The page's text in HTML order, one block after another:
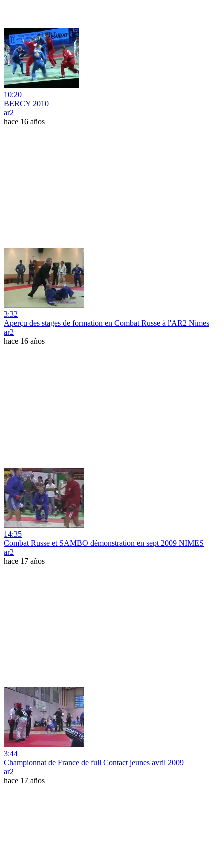
10:20
BERCY 2010
ar2
hace 16 años
3:32
Aperçu des stages de formation en Combat Russe à l'AR2 Nimes
ar2
hace 16 años
14:35
Combat Russe et SAMBO démonstration en sept 2009 NIMES
ar2
hace 17 años
3:44
Championnat de France de full Contact jeunes avril 2009
ar2
hace 17 años